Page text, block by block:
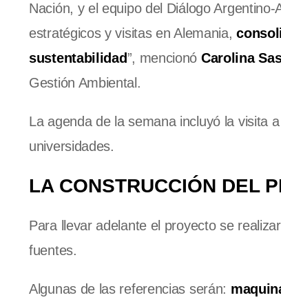
Nación, y el equipo del Diálogo
estratégicos y visitas en Alemania,
sustentabilidad”, mencionó Carolina
Gestión Ambiental.
La agenda de la semana incluyó la visita
universidades.
LA CONSTRUCCIÓN DEL
Para llevar adelante el proyecto se
fuentes.
Algunas de las referencias serán: